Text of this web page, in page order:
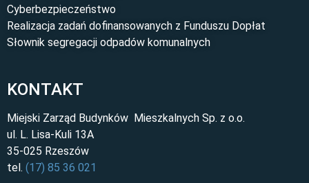
KONTAKT
Miejski Zarząd Budynków Mieszkalnych Sp. z o.o.
ul. L. Lisa-Kuli 13A
35-025 Rzeszów
tel. (17) 85 36 021
Cyberbezpieczeństwo
Realizacja zadań dofinansowanych z Funduszu Dopłat
Słownik segregacji odpadów komunalnych